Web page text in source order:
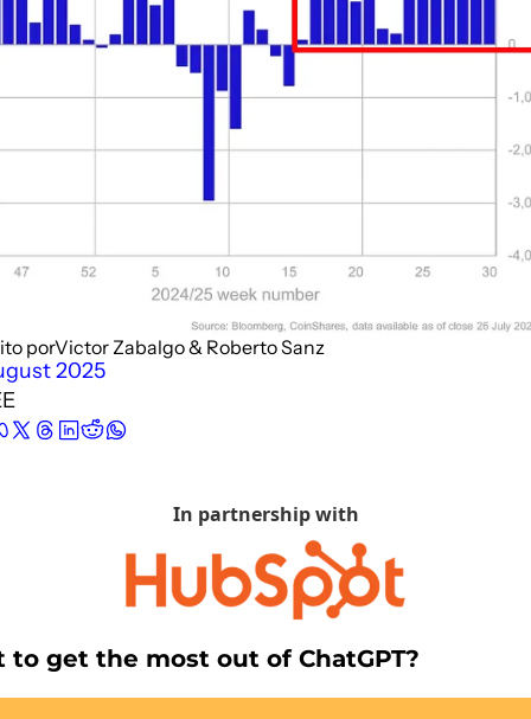
porVictor Zabalgo & Roberto Sanz
2025
In partnership with
to get the most out of ChatGPT?